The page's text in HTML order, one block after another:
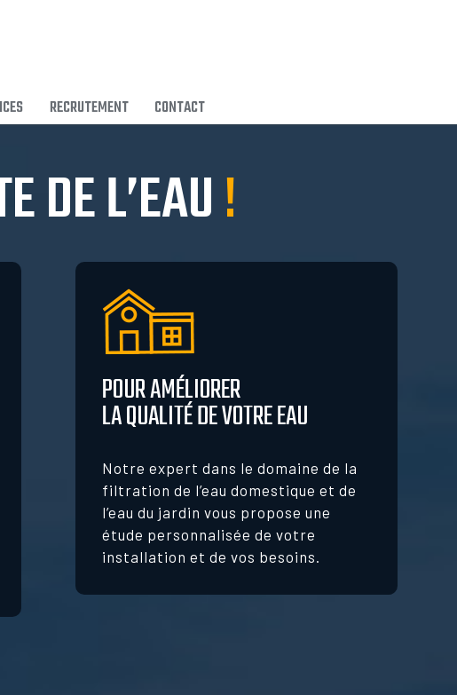
RECRUTEMENT CONTACT
DE L’EAU!
POUR AMÉLIORER
LA QUALITÉ DE VOTRE EAU
Notre expert dans le domaine de la
filtration de l’eau domestique et de
l’eau du jardin vous propose une
étude personnalisée de votre
installation et de vos besoins.